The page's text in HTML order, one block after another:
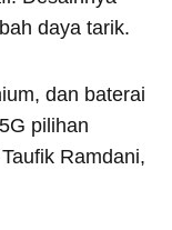
daya tarik.
dan baterai
pilihan
Ramdani,